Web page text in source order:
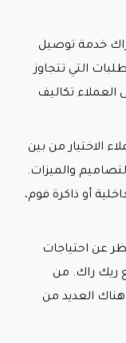
خدمة توصيل
التي تتجاوز
على العملاء تكاليف
الاختيار من بين
والميزات.
أو ذاكرة فوم،
عن احتياجات
ريك راك. من
هناك العديد من